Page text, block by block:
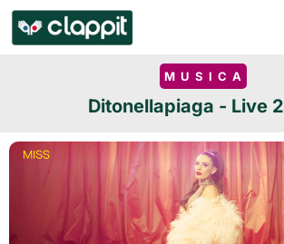
MUSICA
Ditonellapiaga - Live